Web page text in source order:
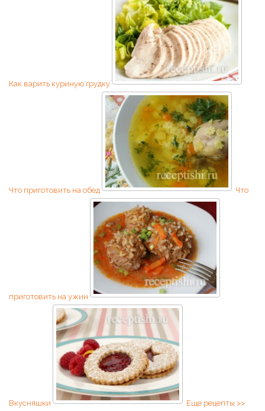
Как варить куриную грудку
Что приготовить на обед Что
приготовить на ужин
Вкусняшки Еще рецепты >>